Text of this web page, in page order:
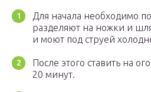
Для начала необходимо
разделяют на ножки и
и моют под струей
После этого ставить на
20 минут.